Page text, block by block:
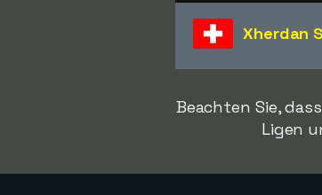
Xherdan
Beachten Sie,
Ligen